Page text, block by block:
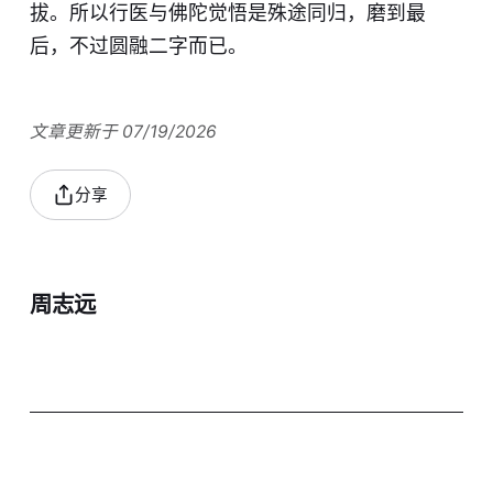
拔。所以行医与佛陀觉悟是殊途同归，磨到最
后，不过圆融二字而已。
文章更新于 07/19/2026
分享
周志远